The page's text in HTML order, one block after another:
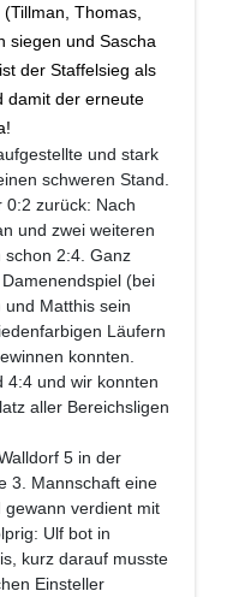
Thomas,
siegen und Sascha
der Staffelsieg als
damit der erneute
und stark
schweren Stand.
0:2 zurück: Nach
und zwei weiteren
schon 2:4. Ganz
(bei
Matthis sein
Läufern
konnten.
4:4 und wir konnten
aller Bereichsligen
5 in der
3. Mannschaft eine
verdient mit
Ulf bot in
kurz darauf musste
Einsteller